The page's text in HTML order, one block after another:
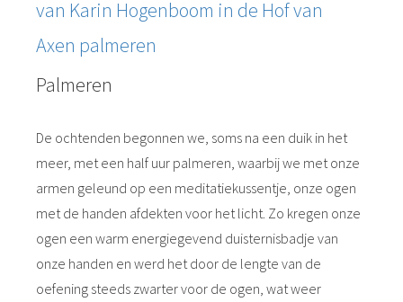
Palmeren
De ochtenden begonnen we, soms na een duik in het
meer, met een half uur palmeren, waarbij we met onze
armen geleund op een meditatiekussentje, onze ogen
met de handen afdekten voor het licht. Zo kregen onze
ogen een warm energiegevend duisternisbadje van
onze handen en werd het door de lengte van de
oefening steeds zwarter voor de ogen, wat weer